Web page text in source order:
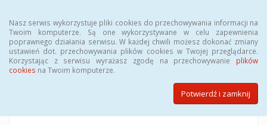
Nasz serwis wykorzystuje pliki cookies do przechowywania informacji na
Twoim komputerze. Są one wykorzystywane w celu zapewnienia
poprawnego działania serwisu. W każdej chwili możesz dokonać zmiany
ustawień dot. przechowywania plików cookies w Twojej przeglądarce.
Korzystając z serwisu wyrażasz zgodę na przechowywanie plików
cookies na Twoim komputerze.
Potwierdź i zamknij
BIULETYN INFORMACJI PUBLICZNEJ
Starostwa Powiatowego w Gostyninie